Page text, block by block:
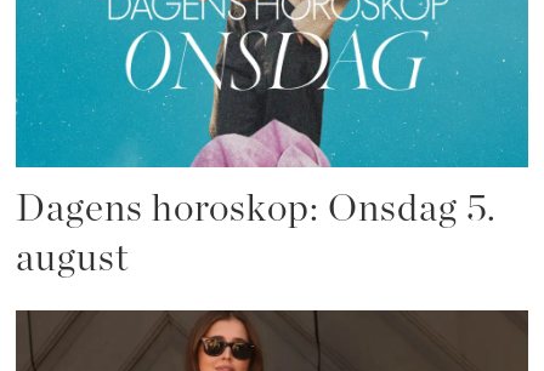
Dagens horoskop: Onsdag 5.
august